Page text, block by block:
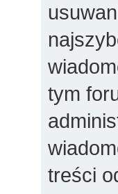
tym
treści